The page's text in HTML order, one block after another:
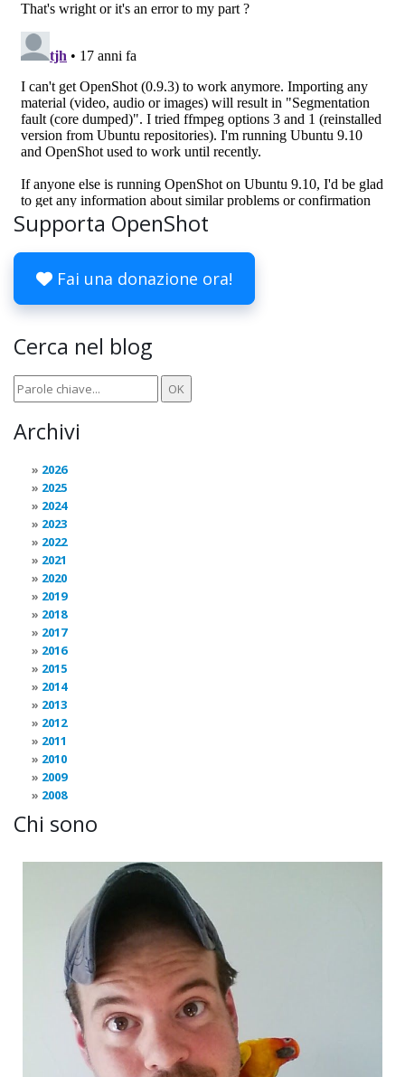
Supporta OpenShot
Fai una donazione ora!
Cerca nel blog
Archivi
2026
2025
2024
2023
2022
2021
2020
2019
2018
2017
2016
2015
2014
2013
2012
2011
2010
2009
2008
Chi sono